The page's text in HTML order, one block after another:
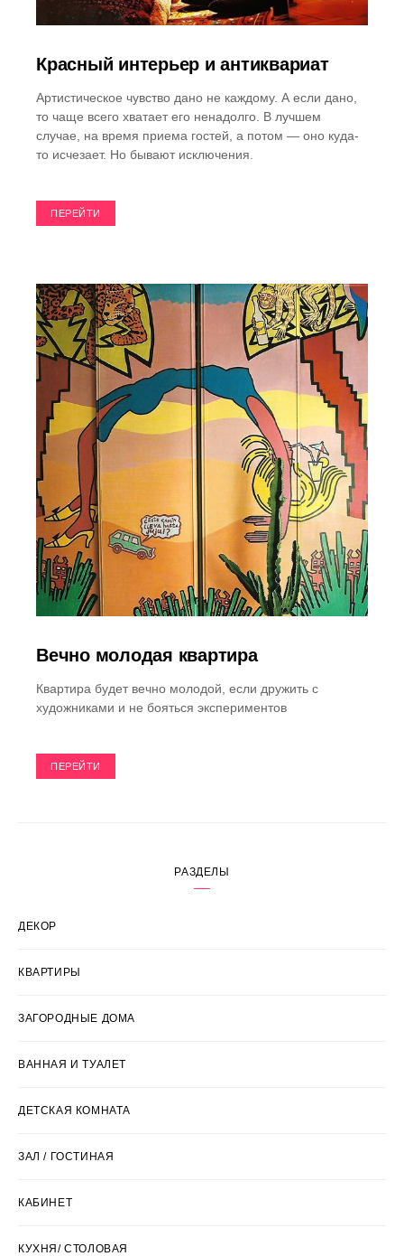
Красный интерьер и антиквариат
Артистическое чувство дано не каждому. А если дано,
то чаще всего хватает его ненадолго. В лучшем
случае, на время приема гостей, а потом — оно куда-
то исчезает. Но бывают исключения.
ПЕРЕЙТИ
Вечно молодая квартира
Квартира будет вечно молодой, если дружить с
художниками и не бояться экспериментов
ПЕРЕЙТИ
РАЗДЕЛЫ
ДЕКОР
КВАРТИРЫ
ЗАГОРОДНЫЕ ДОМА
ВАННАЯ И ТУАЛЕТ
ДЕТСКАЯ КОМНАТА
ЗАЛ / ГОСТИНАЯ
КАБИНЕТ
КУХНЯ/ СТОЛОВАЯ